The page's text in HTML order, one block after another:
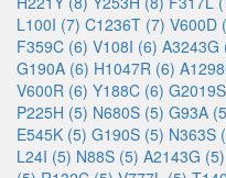
L100I (7) C1236T (7) V600D
F359C (6) V108I (6) A3243G
G190A (6) H1047R (6)
V600R (6) Y188C (6)
P225H (5) N680S (5) G93A
E545K (5) G190S (5) N363S
L24I (5) N88S (5) A2143G (5)